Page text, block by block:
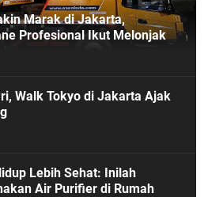
Marak di Jakarta,
Profesional Ikut Melonjak
Walk Tokyo di Jakarta Ajak
Lebih Sehat: Inilah
Air Purifier di Rumah